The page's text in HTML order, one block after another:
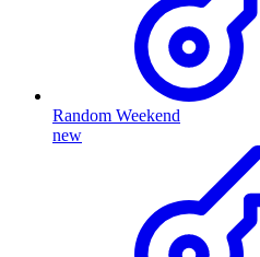
Random Weekend
new